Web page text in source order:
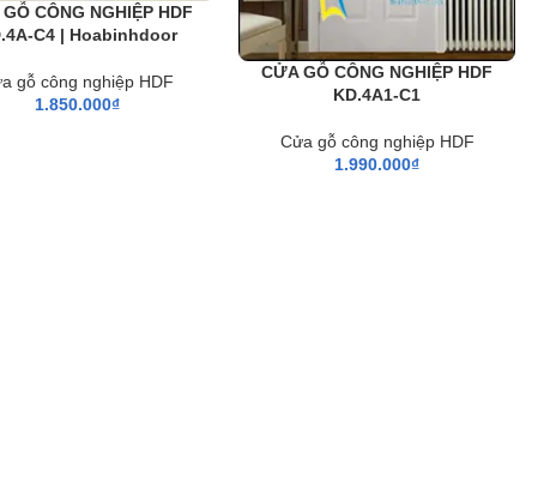
CÔNG NGHIỆP HDF
C4 | Hoabinhdoor
gỗ công nghiệp HDF
1.850.000₫
CỬA GỖ CÔNG NGHIỆP HDF
KD.4A1-C1
Cửa gỗ công nghiệp HDF
1.990.000₫